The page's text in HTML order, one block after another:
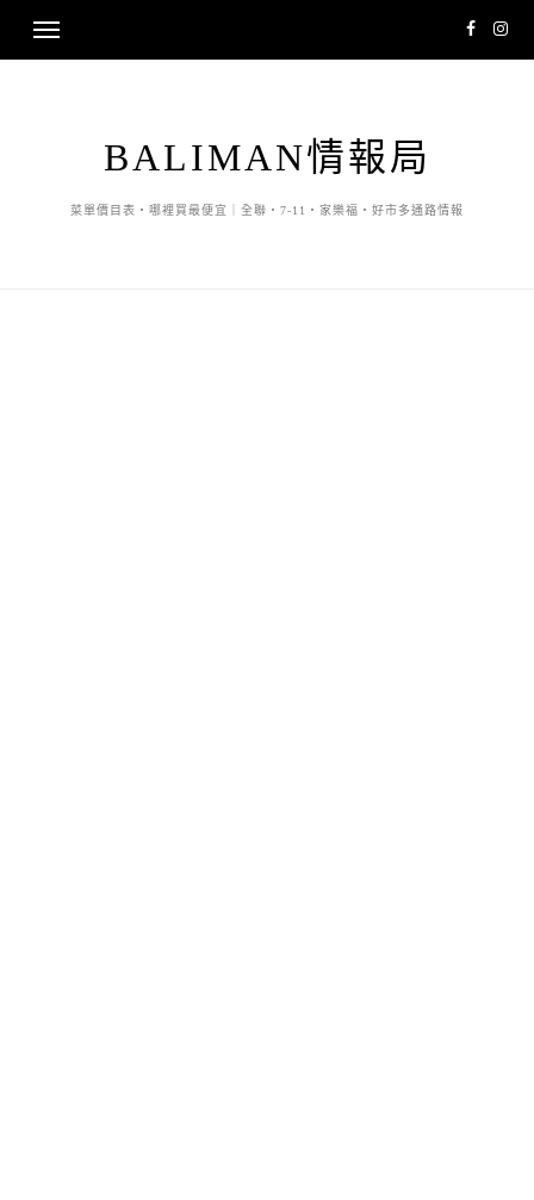
BALIMAN情報局
菜單價目表・哪裡買最便宜｜全聯・7-11・家樂福・好市多通路情報